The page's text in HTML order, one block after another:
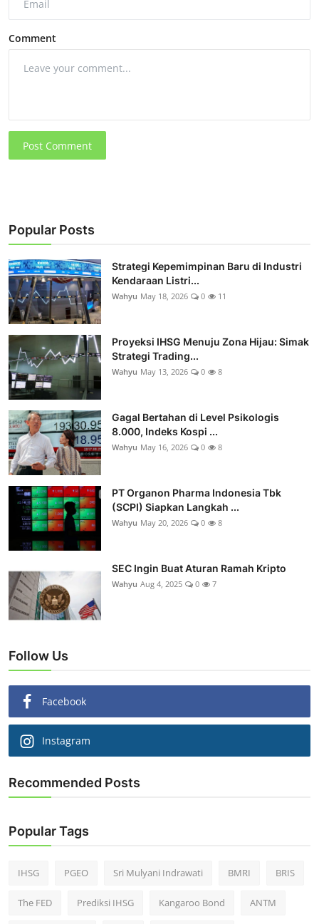
Comment
Post Comment
Popular Posts
Strategi Kepemimpinan Baru di Industri
Kendaraan Listri...
Wahyu May 18, 2026 0 11
Proyeksi IHSG Menuju Zona Hijau: Simak
Strategi Trading...
Wahyu May 13, 2026 0 8
Gagal Bertahan di Level Psikologis
8.000, Indeks Kospi ...
Wahyu May 16, 2026 0 8
PT Organon Pharma Indonesia Tbk
(SCPI) Siapkan Langkah ...
Wahyu May 20, 2026 0 8
SEC Ingin Buat Aturan Ramah Kripto
Wahyu Aug 4, 2025 0 7
Follow Us
Facebook
Instagram
Recommended Posts
Popular Tags
IHSG PGEO Sri Mulyani Indrawati BMRI BRIS
The FED Prediksi IHSG Kangaroo Bond ANTM